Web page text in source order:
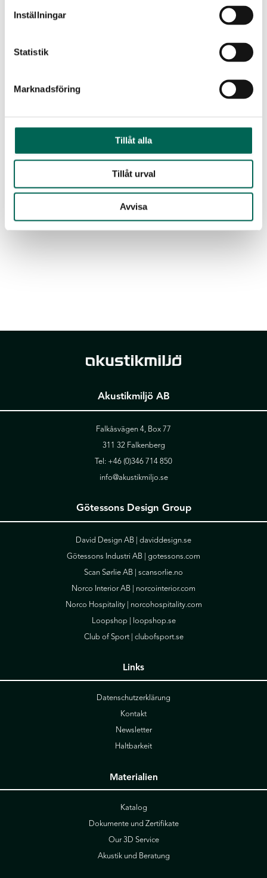
Inställningar
Statistik
Marknadsföring
Tillåt alla
Tillåt urval
Avvisa
Laden Sie alle Dokumente als
ZIP-Datei herunter
Akustikmiljö AB
Falkåsvägen 4, Box 77
311 32 Falkenberg
Tel: +46 (0)346 714 850
info@akustikmiljo.se
Götessons Design Group
David Design AB | daviddesign.se
Götessons Industri AB | gotessons.com
Scan Sørlie AB | scansorlie.no
Norco Interior AB | norcointerior.com
Norco Hospitality | norcohospitality.com
Loopshop |
loopshop.se
Club of Sport | clubofsport.se
Links
Datenschutzerklärung
Kontakt
Newsletter
Haltbarkeit
Materialien
Katalog
Dokumente und Zertifikate
Our 3D Service
Akustik und Beratung